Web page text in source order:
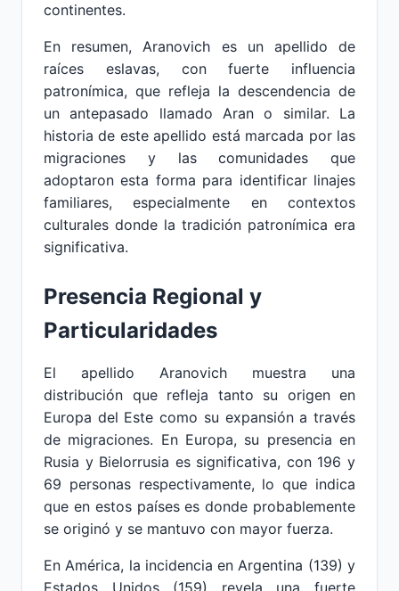
continentes.
En resumen, Aranovich es un apellido de
raíces eslavas, con fuerte influencia
patronímica, que refleja la descendencia de
un antepasado llamado Aran o similar. La
historia de este apellido está marcada por las
migraciones y las comunidades que
adoptaron esta forma para identificar linajes
familiares, especialmente en contextos
culturales donde la tradición patronímica era
significativa.
Presencia Regional y
Particularidades
El apellido Aranovich muestra una
distribución que refleja tanto su origen en
Europa del Este como su expansión a través
de migraciones. En Europa, su presencia en
Rusia y Bielorrusia es significativa, con 196 y
69 personas respectivamente, lo que indica
que en estos países es donde probablemente
se originó y se mantuvo con mayor fuerza.
En América, la incidencia en Argentina (139) y
Estados Unidos (159) revela una fuerte